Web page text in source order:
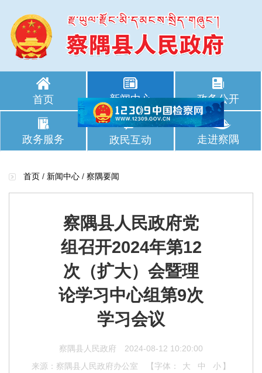
首页 新闻中心 政务公开
政务服务 政民互动 走进察隅
首页 / 新闻中心 / 察隅要闻
察隅县人民政府党
组召开2024年第12
次（扩大）会暨理
论学习中心组第9次
学习会议
察隅县人民政府
2024-08-12 10:20:00
来源：察隅县人民政府办公室
【字体： 大 中 小 】